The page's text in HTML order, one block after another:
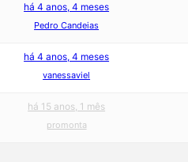
há 4 anos, 4 meses
Pedro Candeias
há 4 anos, 4 meses
vanessaviel
há 15 anos, 1 mês
promonta